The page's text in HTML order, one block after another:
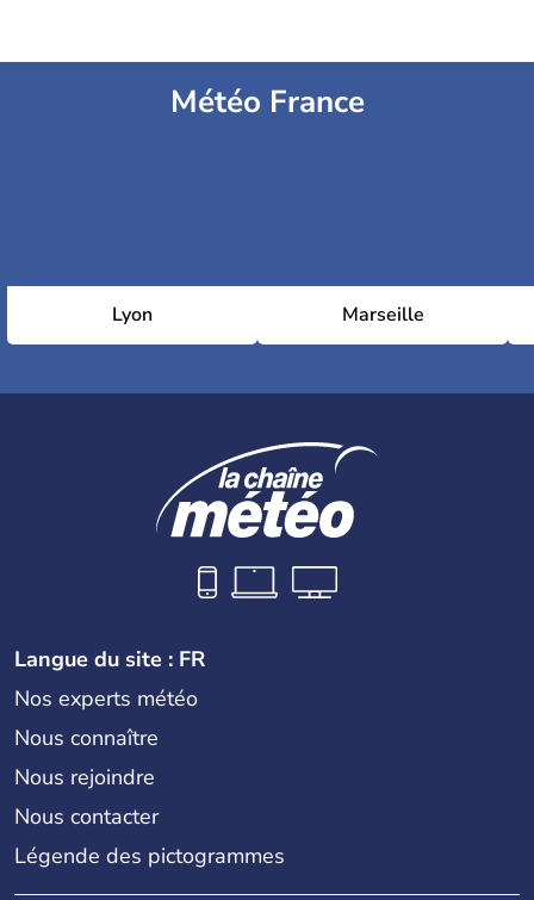
Météo France
Lyon Marseille
Langue du site : FR
Nos experts météo
Nous connaître
Nous rejoindre
Nous contacter
Légende des pictogrammes